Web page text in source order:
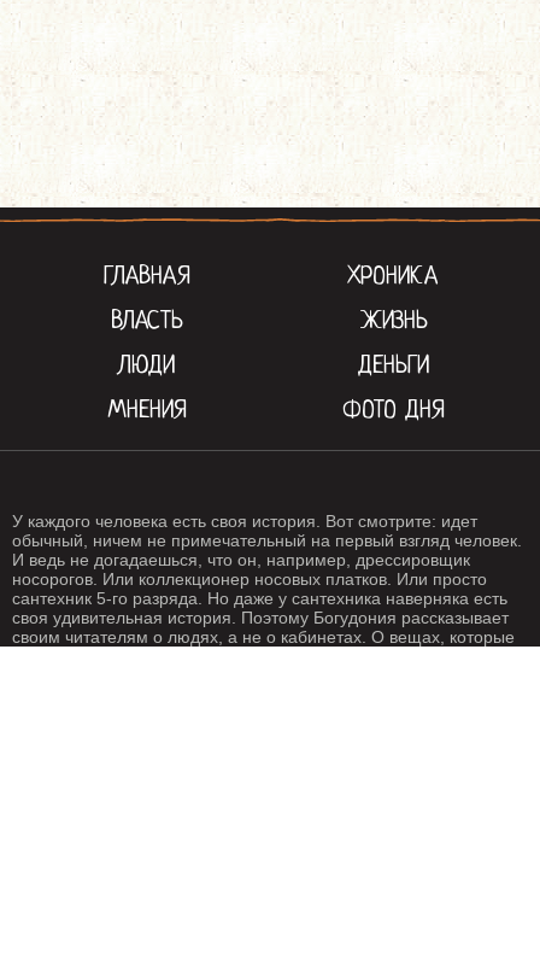
ГЛАВНАЯ
ХРОНИКА
ВЛАСТЬ
ЖИЗНЬ
ЛЮДИ
ДЕНЬГИ
МНЕНИЯ
ФОТО ДНЯ
У каждого человека есть своя история. Вот смотрите: идет
обычный, ничем не примечательный на первый взгляд человек.
И ведь не догадаешься, что он, например, дрессировщик
носорогов. Или коллекционер носовых платков. Или просто
сантехник 5-го разряда. Но даже у сантехника наверняка есть
своя удивительная история. Поэтому Богудония рассказывает
своим читателям о людях, а не о кабинетах. О вещах, которые